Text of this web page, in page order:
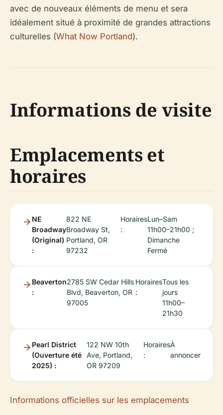
avec de nouveaux éléments de menu et sera
idéalement situé à proximité de grandes attractions
culturelles (What Now Portland).
Informations de visite
Emplacements et
horaires
NE
Broadway
(Original)
:
822 NE
Broadway St,
Portland, OR
97232
Horaires
:
Lun–Sam
11h00–21h00 ;
Dimanche
Fermé
Beaverton
:
2785 SW Cedar Hills
Blvd, Beaverton, OR
97005
Horaires
:
Tous les
jours
11h00–
21h30
Pearl District
(Ouverture été
2025) :
122 NW 10th
Ave, Portland,
OR 97209
Horaires
:
À
annoncer
Informations officielles sur les emplacements